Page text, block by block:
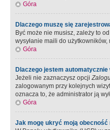
Góra
Dlaczego muszę się
Być może nie musisz, zależy to
wysyłanie maili do
Góra
Dlaczego jestem
Jeżeli nie zaznaczysz opcji
zalogowanym przy kolejnych
oznacza to, że administrator ją
Góra
Jak mogę ukryć moją obecność